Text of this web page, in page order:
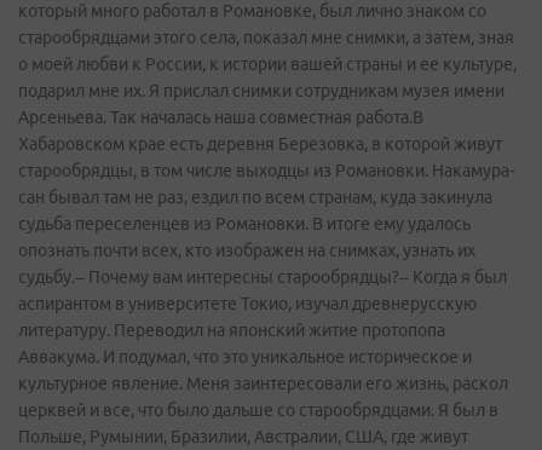
который много работал в Романовке, был лично знаком со
старообрядцами этого села, показал мне снимки, а затем, зная
о моей любви к России, к истории вашей страны и ее культуре,
подарил мне их. Я прислал снимки сотрудникам музея имени
Арсеньева. Так началась наша совместная работа.В
Хабаровском крае есть деревня Березовка, в которой живут
старообрядцы, в том числе выходцы из Романовки. Накамура­-
сан бывал там не раз, ездил по всем странам, куда закинула
судьба переселенцев из Романовки. В итоге ему удалось
опознать почти всех, кто изображен на снимках, узнать их
судьбу.– Почему вам интересны старообрядцы?– Когда я был
аспирантом в университете Токио, изучал древнерусскую
литературу. Переводил на японский житие протопопа
Аввакума. И подумал, что это уникальное историческое и
культурное явление. Меня заинтересовали его жизнь, раскол
церквей и все, что было дальше со старообрядцами. Я был в
Польше, Румынии, Бразилии, Австралии, США, где живут